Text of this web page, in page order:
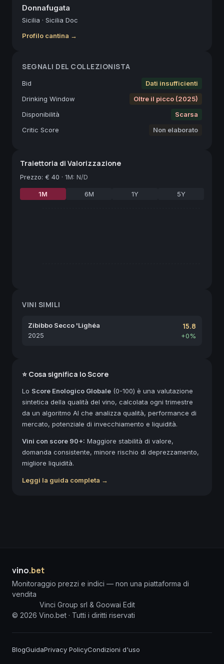
Donnafugata
Sicilia · Sicilia Doc
Profilo cantina →
SEGNALI DEL COLLEZIONISTA
Bid
Dati insufficienti
Drinking Window
Oltre il picco (2025)
Disponibilità
Scarsa
Critic Score
Non elaborato
Traiettoria di Valorizzazione
Prezzo: € 40 · 1M: N/D
1M 6M 1Y 5Y
VINI SIMILI
Zibibbo Secco 'Lighéa
2025
15.8
+0%
⭐ Cosa significa lo Score
Lo Score Enologico Globale (0-100) è una valutazione
sintetica della qualità del vino, calcolata ogni trimestre
da un algoritmo AI che analizza qualità, performance di
mercato, potenziale di invecchiamento e liquidità.
Vini con score 90+: Maggiore stabilità di valore,
domanda consistente, minore rischio di deprezzamento,
migliore liquidità.
Leggi la guida completa →
vino.bet
Monitoraggio prezzi e indici — non una piattaforma di
vendita
Vinci Group srl & Goowai Edit
© 2026 Vino.bet · Tutti i diritti riservati
BlogGuidaPrivacy PolicyCondizioni d'uso